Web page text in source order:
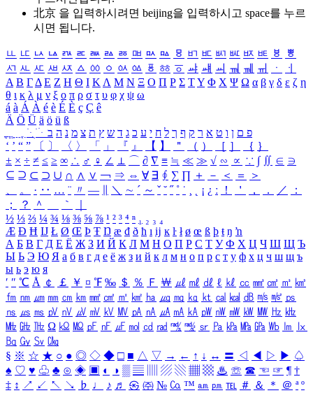
北京 을 입력하시려면 beijing을 입력하시고 space를 누르
시면 됩니다.
ㅥ ㅦ ㅧ ㅨ ㅩ ㅪ ㅫ ㅬ ㅭ ㅮ ㅯ ㅰ ㅱ ㅲ ㅳ ㅴ ㅵ ㅶ ㅷ ㅸ
ㅹ
ㅺ ㅻ ㅼ ㅽ ㅾ ㅿ ㆀ ㆁ ㆂ ㆃ ㆄ ㆅ ㆆ ㆇ ㆈ ㆉ ㆊ ㆋ ㆌ ㆍ
ㆎ
Α Β ΓΔ Ε Ζ Η Θ Ι ΚΛ Μ Ν Ξ Ο Π Ρ Σ ΤΥ Φ Χ Ψ Ω α β γ δ ε ζ η
θ ι κ λ μ ν ξ ο π ρ σ τ υ φ χ ψ ω
á à Á À é è É È ç Ç ê
Ä Ö Ü ä ö ü ß
ִֶֹ ֻּ ׁׂ פ ם ן ו ט א ר ק ף ך ל ח י ע כ ג ד ש ץ ת צ מ נ ה ב
‘ ’ “ ” 〔 〕 〈 〉 「 」 『 』 【 】 ＂ （ ） ［ ］ ｛ ｝
± × ÷ ≠ ≤ ≥ ∞ ∴ ♂ ♀ ∠ ⊥ ⌒ ∂ ∇ ≡ ≒ ≪ ≫ √ ∽ ∝ ∵ ∫ ∬ ∈ ∋
⊆ ⊇ ⊂ ⊃ ∪ ∩ ∧ ∨ ￢ ⇒ ⇔ ∀ ∃ ∮ ∑ ∏ ＋ － ＜ ＝
＞
、
。 · ‥ … ¨ 〃 ― ＼ ∼ ´ ～ ˇ ˘ ˝ ˚ ˙ ¸ ¡ ¿ ː ！ ＇ ， ． ／
：
；
？ ＾ ｀
½ ⅓ ⅔ ¼ ¾ ⅛ ⅜ ⅝ ⅞ ¹ ² ³ ⁴ ⁿ ₁ ₂ ₃ ₄
Æ Ð Ħ Ĳ Ł Ø Œ Þ Ŧ Ŋ æ đ ð ħ ı ĳ ĸ ŀ ł ø œ ß þ ŧ ŋ ŉ
А Б В Г Д Е Ё Ж З И Й К Л М Н О П Р С Т У Ф Х Ц Ч Ш Щ Ъ
Ы Ь Э Ю Я а б в г д е ё ж з и й к л м н о п р с т у ф х ц ч ш щ ъ
ы ь э ю я
′ ″ ℃ Å ￠ ￡ ￥ ¤ ℉ ‰ ＄ ％ Ｆ ￦ ㎕ ㎖ ㎗ ℓ ㎘ ㏄ ㎣ ㎤ ㎥ ㎦
㎙ ㎚ ㎛ ㎜ ㎝ ㎞ ㎟ ㎠ ㎡ ㎢ ㏊ ㎍ ㎎ ㎏ ㏏ ㎈ ㎉ ㏈ ㎧ ㎨ ㎰
㎱ ㎲ ㎳ ㎴ ㎵ ㎶ ㎷ ㎸ ㎹ ㎀ ㎁ ㎂ ㎃ ㎄ ㎺ ㎻ ㎽ ㎾ ㎿ ㎐ ㎑
㎒ ㎓ ㎔ Ω ㏀ ㏁ ㎊ ㎋ ㎌ ㏖ ㏅ ㎭ ㎮ ㎯ ㏛ ㎩ ㎪ ㎫ ㎬ ㏝ ㏐
㏓
㏃ ㏉ ㏜ ㏆
§ ※ ☆ ★ ○ ● ◎ ◇ ◆ □ ■ △ ▽ → ← ↑ ↓ ↔ 〓 ◁ ◀ ▷ ▶ ♤
♠ ♡ ♥ ♧ ♣ ⊙ ◈ ▣ ◐ ◑ ▒ ▤ ▨ ▧ ▦ ▩ ♨ ☏ ☎ ☜ ☞ ¶ †
‡ ↕ ↗ ↙ ↖ ↘ ♭ ♩ ♪ ♬ ㉿ ㈜ № ㏇ ™ ㏂ ㏘ ℡ ＃ ＆ ＊ ＠ ª º